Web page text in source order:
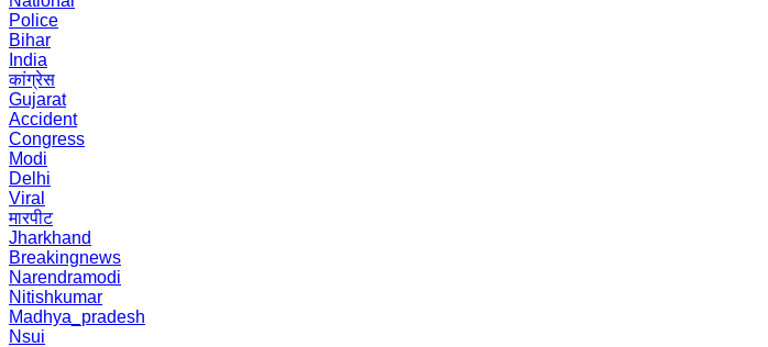
Police
Bihar
India
कांग्रेस
Gujarat
Accident
Congress
Modi
Delhi
Viral
मारपीट
Jharkhand
Breakingnews
Narendramodi
Nitishkumar
Madhya_pradesh
Nsui